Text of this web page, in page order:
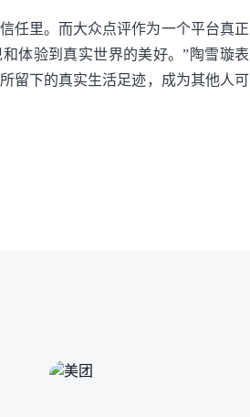
任里。而大众点评作为一个平台真正
体验到真实世界的美好。”陶雪璇表
留下的真实生活足迹，成为其他人可